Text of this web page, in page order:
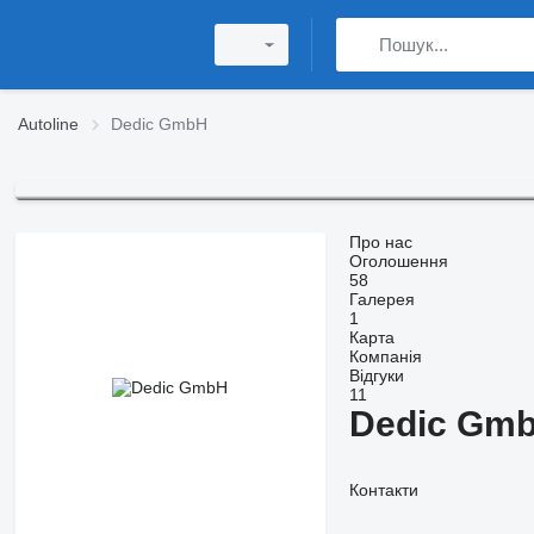
Autoline Dedic GmbH
Про нас
Оголошення
58
Галерея
1
Карта
Компанія
Відгуки
11
Dedic
Контакти